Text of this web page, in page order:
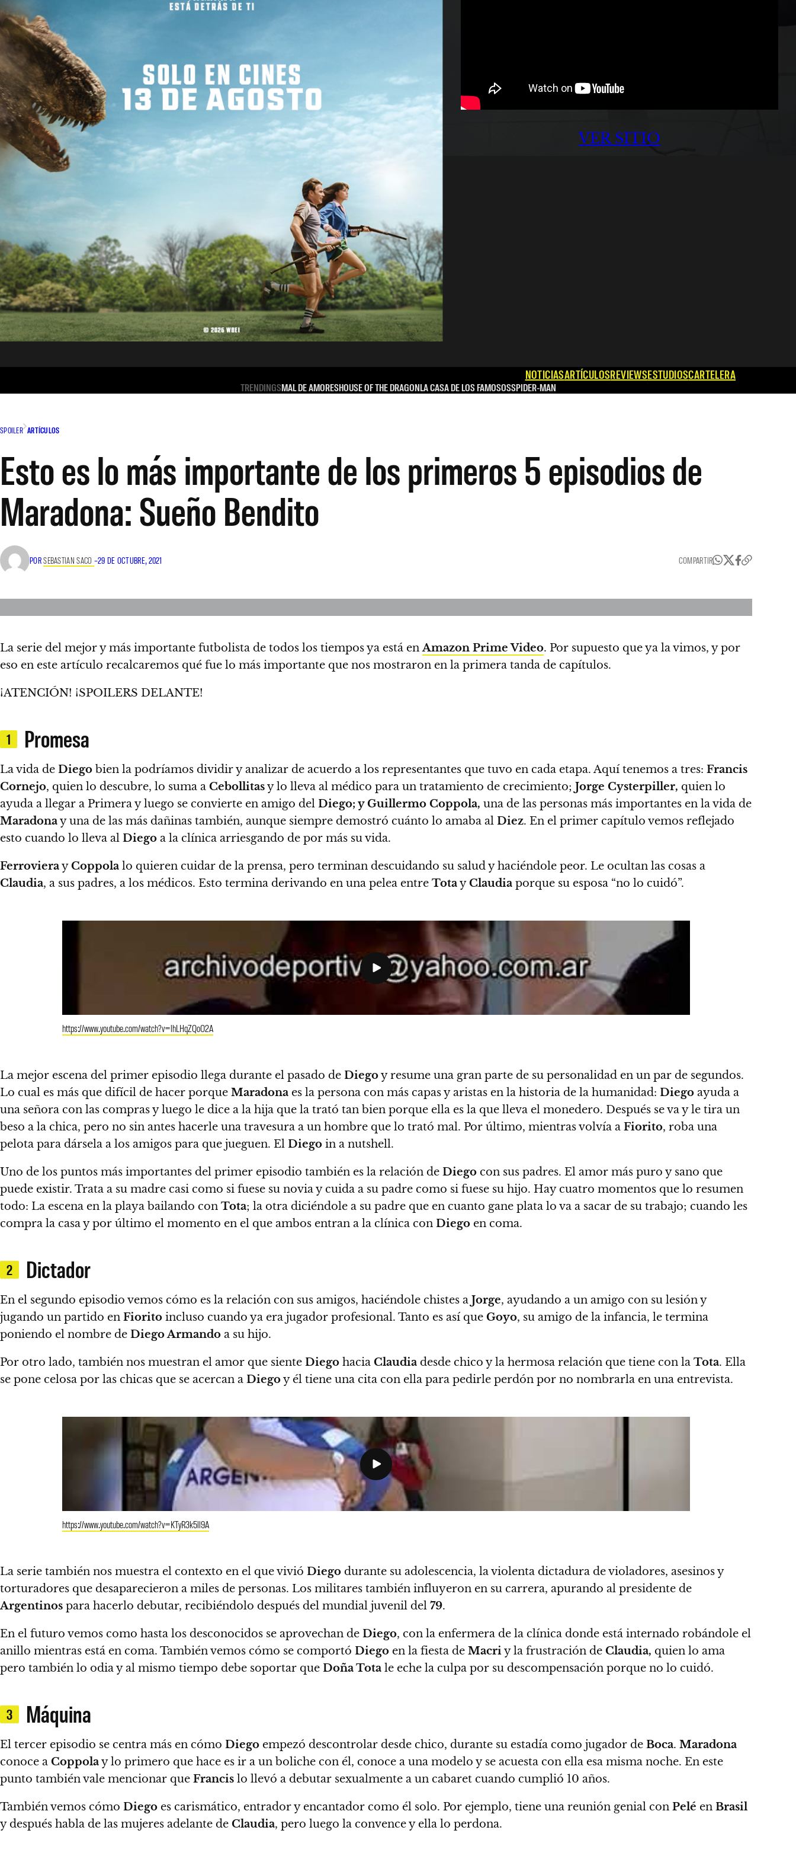
VER SITIO
NOTICIASARTÍCULOSREVIEWSESTUDIOSCARTELERA
TRENDINGSMAL DE AMORESHOUSE OF THE DRAGONLA CASA DE LOS FAMOSOSSPIDER-MAN
SPOILER ARTÍCULOS
Esto es lo más importante de los primeros 5 episodios de
Maradona: Sueño Bendito
PORSEBASTIAN SACO –29 DE OCTUBRE, 2021 COMPARTIR
La serie del mejor y más importante futbolista de todos los tiempos ya está enAmazon Prime Video. Por supuesto que ya la vimos, y por
eso en este artículo recalcaremos qué fue lo más importante que nos mostraron en la primera tanda de capítulos.
¡ATENCIÓN! ¡SPOILERS DELANTE!
1 Promesa
La vida de Diego bien la podríamos dividir y analizar de acuerdo a los representantes que tuvo en cada etapa. Aquí tenemos a tres: Francis
Cornejo, quien lo descubre, lo suma a Cebollitasy lo lleva al médico para un tratamiento de crecimiento; Jorge Cysterpiller, quien lo
ayuda a llegar a Primera y luego se convierte en amigo del Diego; y Guillermo Coppola, una de las personas más importantes en la vida de
Maradonay una de las más dañinas también, aunque siempre demostró cuánto lo amaba al Diez. En el primer capítulo vemos reflejado
esto cuando lo lleva al Diego a la clínica arriesgando de por más su vida.
FerrovierayCoppola lo quieren cuidar de la prensa, pero terminan descuidando su salud y haciéndole peor. Le ocultan las cosas a
Claudia, a sus padres, a los médicos. Esto termina derivando en una pelea entre TotayClaudia porque su esposa “no lo cuidó”.
https://www.youtube.com/watch?v=lhLHqZQoO2A
La mejor escena del primer episodio llega durante el pasado de Diegoy resume una gran parte de su personalidad en un par de segundos.
Lo cual es más que difícil de hacer porque Maradona es la persona con más capas y aristas en la historia de la humanidad: Diego ayuda a
una señora con las compras y luego le dice a la hija que la trató tan bien porque ella es la que lleva el monedero. Después se va y le tira un
beso a la chica, pero no sin antes hacerle una travesura a un hombre que lo trató mal. Por último, mientras volvía a Fiorito, roba una
pelota para dársela a los amigos para que jueguen. El Diego in a nutshell.
Uno de los puntos más importantes del primer episodio también es la relación de Diego con sus padres. El amor más puro y sano que
puede existir. Trata a su madre casi como si fuese su novia y cuida a su padre como si fuese su hijo. Hay cuatro momentos que lo resumen
todo: La escena en la playa bailando con Tota; la otra diciéndole a su padre que en cuanto gane plata lo va a sacar de su trabajo; cuando les
compra la casa y por último el momento en el que ambos entran a la clínica con Diego en coma.
2 Dictador
En el segundo episodio vemos cómo es la relación con sus amigos, haciéndole chistes a Jorge, ayudando a un amigo con su lesión y
jugando un partido en Fiorito incluso cuando ya era jugador profesional. Tanto es así que Goyo, su amigo de la infancia, le termina
poniendo el nombre de Diego Armando a su hijo.
Por otro lado, también nos muestran el amor que siente Diego hacia Claudia desde chico y la hermosa relación que tiene con la Tota. Ella
se pone celosa por las chicas que se acercan a Diegoy él tiene una cita con ella para pedirle perdón por no nombrarla en una entrevista.
https://www.youtube.com/watch?v=KTyR3k5ll9A
La serie también nos muestra el contexto en el que vivió Diego durante su adolescencia, la violenta dictadura de violadores, asesinos y
torturadores que desaparecieron a miles de personas. Los militares también influyeron en su carrera, apurando al presidente de
Argentinos para hacerlo debutar, recibiéndolo después del mundial juvenil del 79.
En el futuro vemos como hasta los desconocidos se aprovechan de Diego, con la enfermera de la clínica donde está internado robándole el
anillo mientras está en coma. También vemos cómo se comportó Diego en la fiesta de Macriy la frustración de Claudia, quien lo ama
pero también lo odia y al mismo tiempo debe soportar que Doña Tota le eche la culpa por su descompensación porque no lo cuidó.
3 Máquina
El tercer episodio se centra más en cómo Diego empezó descontrolar desde chico, durante su estadía como jugador de Boca. Maradona
conoce a Coppolay lo primero que hace es ir a un boliche con él, conoce a una modelo y se acuesta con ella esa misma noche. En este
punto también vale mencionar que Francis lo llevó a debutar sexualmente a un cabaret cuando cumplió 10 años.
También vemos cómo Diego es carismático, entrador y encantador como él solo. Por ejemplo, tiene una reunión genial con Pelé en Brasil
y después habla de las mujeres adelante de Claudia, pero luego la convence y ella lo perdona.